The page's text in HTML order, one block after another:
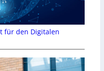
für den Digitalen